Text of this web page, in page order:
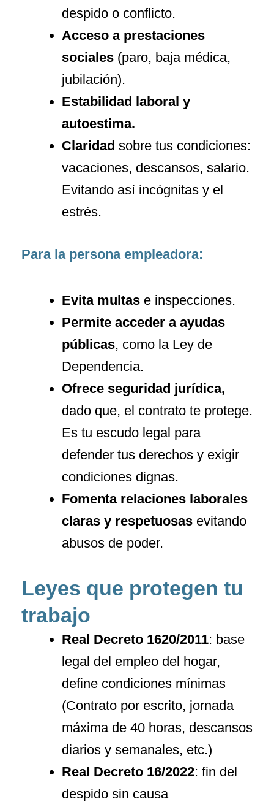
despido o conflicto.
Acceso a prestaciones
sociales (paro, baja médica,
jubilación).
Estabilidad laboral y
autoestima.
Claridad sobre tus condiciones:
vacaciones, descansos, salario.
Evitando así incógnitas y el
estrés.
Para la persona empleadora:
Evita multas e inspecciones.
Permite acceder a ayudas
públicas, como la Ley de
Dependencia.
Ofrece seguridad jurídica,
dado que, el contrato te protege.
Es tu escudo legal para
defender tus derechos y exigir
condiciones dignas.
Fomenta relaciones laborales
claras y respetuosas evitando
abusos de poder.
Leyes que protegen tu
trabajo
Real Decreto 1620/2011: base
legal del empleo del hogar,
define condiciones mínimas
(Contrato por escrito, jornada
máxima de 40 horas, descansos
diarios y semanales, etc.)
Real Decreto 16/2022: fin del
despido sin causa